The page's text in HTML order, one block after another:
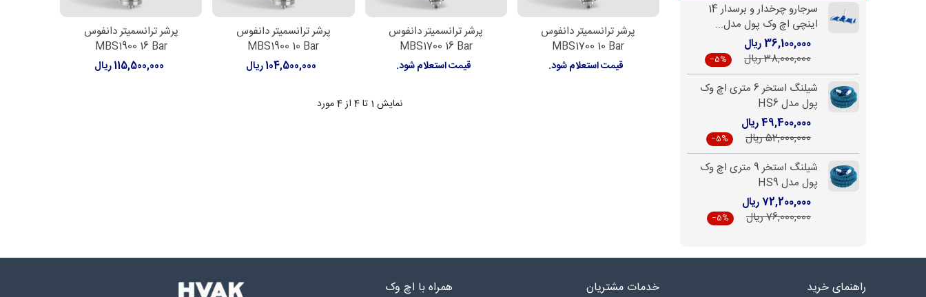
سرجارو چرخدار و برسدار 14
اینچی اچ وک پول مدل...
36,100,000 ریال
38,000,000 ریال
‎−5%
شیلنگ استخر 6 متری اچ وک
پول مدل HS6
49,400,000 ریال
52,000,000 ریال
‎−5%
شیلنگ استخر 9 متری اچ وک
پول مدل HS9
72,200,000 ریال
76,000,000 ریال
‎−5%
اطلاعات بیشتر
پرشر ترانسمیتر دانفوس
MBS1700 10 Bar
قیمت استعلام شود.
اطلاعات بیشتر
پرشر ترانسمیتر دانفوس
MBS1700 16 Bar
قیمت استعلام شود.
اطلاعات بیشتر
پرشر ترانسمیتر دانفوس
MBS1900 10 Bar
104,500,000 ریال
اطلاعات بیشتر
پرشر ترانسمیتر دانفوس
MBS1900 16 Bar
115,500,000 ریال
نمایش 1 تا 4 از 4 مورد
راهنمای خرید خدمات مشتریان همراه با اچ وک